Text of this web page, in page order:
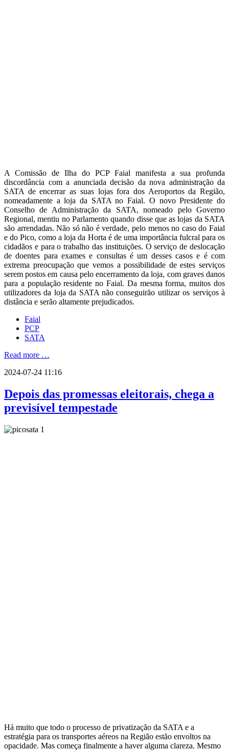
A Comissão de Ilha do PCP Faial manifesta a sua profunda
discordância com a anunciada decisão da nova administração da
SATA de encerrar as suas lojas fora dos Aeroportos da Região,
nomeadamente a loja da SATA no Faial. O novo Presidente do
Conselho de Administração da SATA, nomeado pelo Governo
Regional, mentiu no Parlamento quando disse que as lojas da SATA
são arrendadas. Não só não é verdade, pelo menos no caso do Faial
e do Pico, como a loja da Horta é de uma importância fulcral para os
cidadãos e para o trabalho das instituições. O serviço de deslocação
de doentes para exames e consultas é um desses casos e é com
extrema preocupação que vemos a possibilidade de estes serviços
serem postos em causa pelo encerramento da loja, com graves danos
para a população residente no Faial. Da mesma forma, muitos dos
utilizadores da loja da SATA não conseguirão utilizar os serviços à
distância e serão altamente prejudicados.
Faial
PCP
SATA
Read more …
2024-07-24 11:16
Depois das promessas eleitorais, chega a
previsível tempestade
Há muito que todo o processo de privatização da SATA e a
estratégia para os transportes aéreos na Região estão envoltos na
opacidade. Mas começa finalmente a haver alguma clareza. Mesmo